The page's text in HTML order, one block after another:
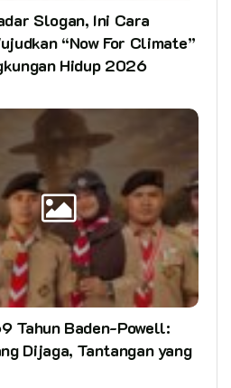
Slogan, Ini Cara
“Now For Climate”
Hidup 2026
Tahun Baden-Powell:
Dijaga, Tantangan yang